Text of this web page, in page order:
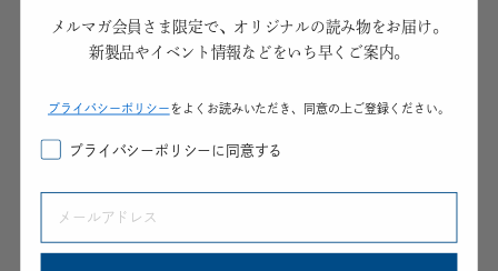
財布-カラー
財布-メンズ
財布の色から選ぶ・ブラウン
メルマガ会員さま限定で、オリジナルの読み物をお届け。
新製品やイベント情報などをいち早くご案内。
プライパシーポリシーをよくお読みいただき、同意の上ご登録ください。
プライバシーポリシーに同意する